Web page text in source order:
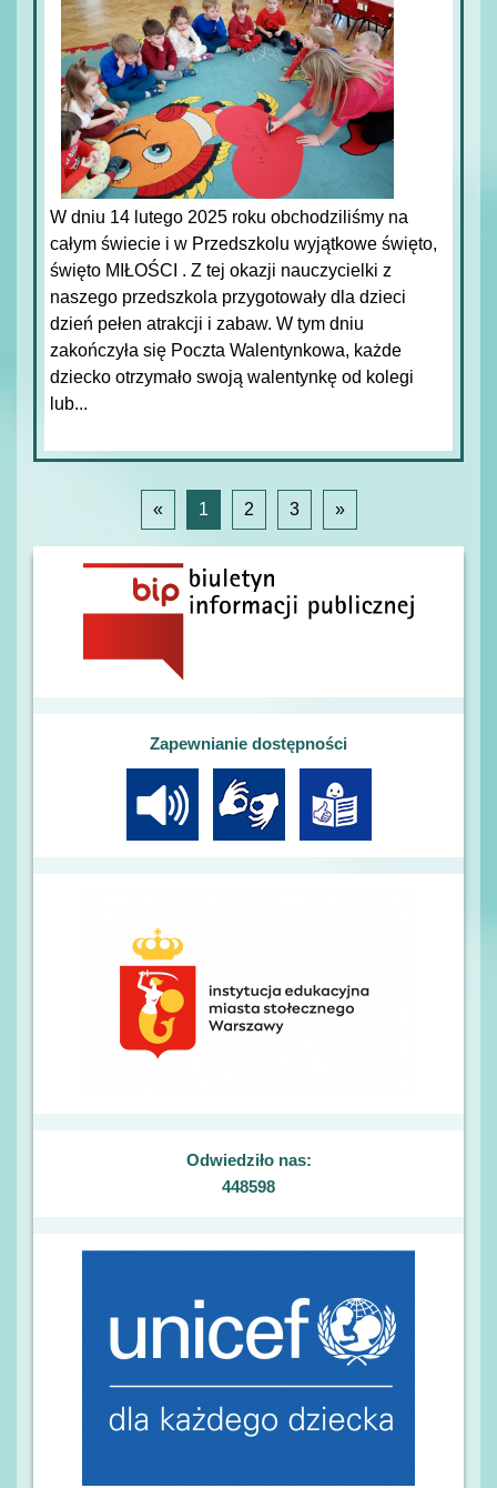
Zapewnianie dostępności
Odwiedziło nas:
448598
W dniu 14 lutego 2025 roku obchodziliśmy na
całym świecie i w Przedszkolu wyjątkowe święto,
święto MIŁOŚCI . Z tej okazji nauczycielki z
naszego przedszkola przygotowały dla dzieci
dzień pełen atrakcji i zabaw. W tym dniu
zakończyła się Poczta Walentynkowa, każde
dziecko otrzymało swoją walentynkę od kolegi
lub...
« 1 2 3 »